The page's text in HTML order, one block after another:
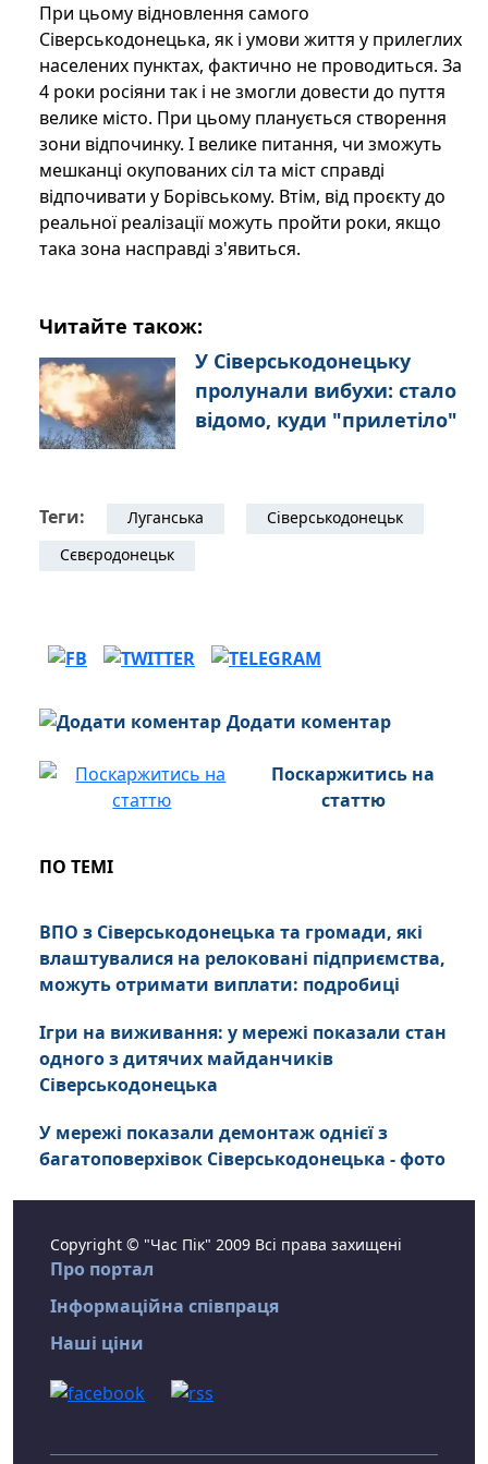
При цьому відновлення самого
Сіверськодонецька, як і умови життя у прилеглих
населених пунктах, фактично не проводиться. За
4 роки росіяни так і не змогли довести до пуття
велике місто. При цьому планується створення
зони відпочинку. І велике питання, чи зможуть
мешканці окупованих сіл та міст справді
відпочивати у Борівському. Втім, від проєкту до
реальної реалізації можуть пройти роки, якщо
така зона насправді з'явиться.
Читайте також:
У Сіверськодонецьку
пролунали вибухи: стало
відомо, куди "прилетіло"
Теги: Луганська
Сіверськодонецьк
Сєвєродонецьк
Додати коментар
Поскаржитись на
статтю
ПО ТЕМІ
ВПО з Сіверськодонецька та громади, які
влаштувалися на релоковані підприємства,
можуть отримати виплати: подробиці
Ігри на виживання: у мережі показали стан
одного з дитячих майданчиків
Сіверськодонецька
У мережі показали демонтаж однієї з
багатоповерхівок Сіверськодонецька - фото
Copyright © "Час Пік" 2009 Всі права захищені
Про портал
Інформаційна співпраця
Наші ціни